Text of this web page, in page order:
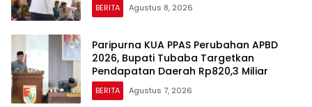
BERITA Agustus 8, 2026
Paripurna KUA PPAS Perubahan APBD
2026, Bupati Tubaba Targetkan
Pendapatan Daerah Rp820,3 Miliar
BERITA Agustus 7, 2026